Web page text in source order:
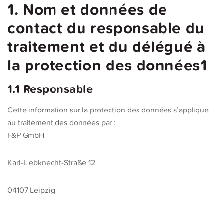
1. Nom et données de
contact du responsable du
traitement et du délégué à
la protection des données1
1.1 Responsable
Cette information sur la protection des données s’applique
au traitement des données par :
F&P GmbH
Karl-Liebknecht-Straße 12
04107 Leipzig